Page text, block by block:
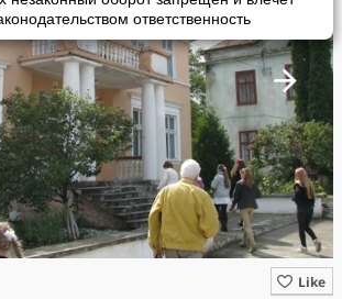
ответственность
Like